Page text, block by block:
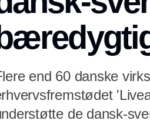
end 60 danske
de dansk-